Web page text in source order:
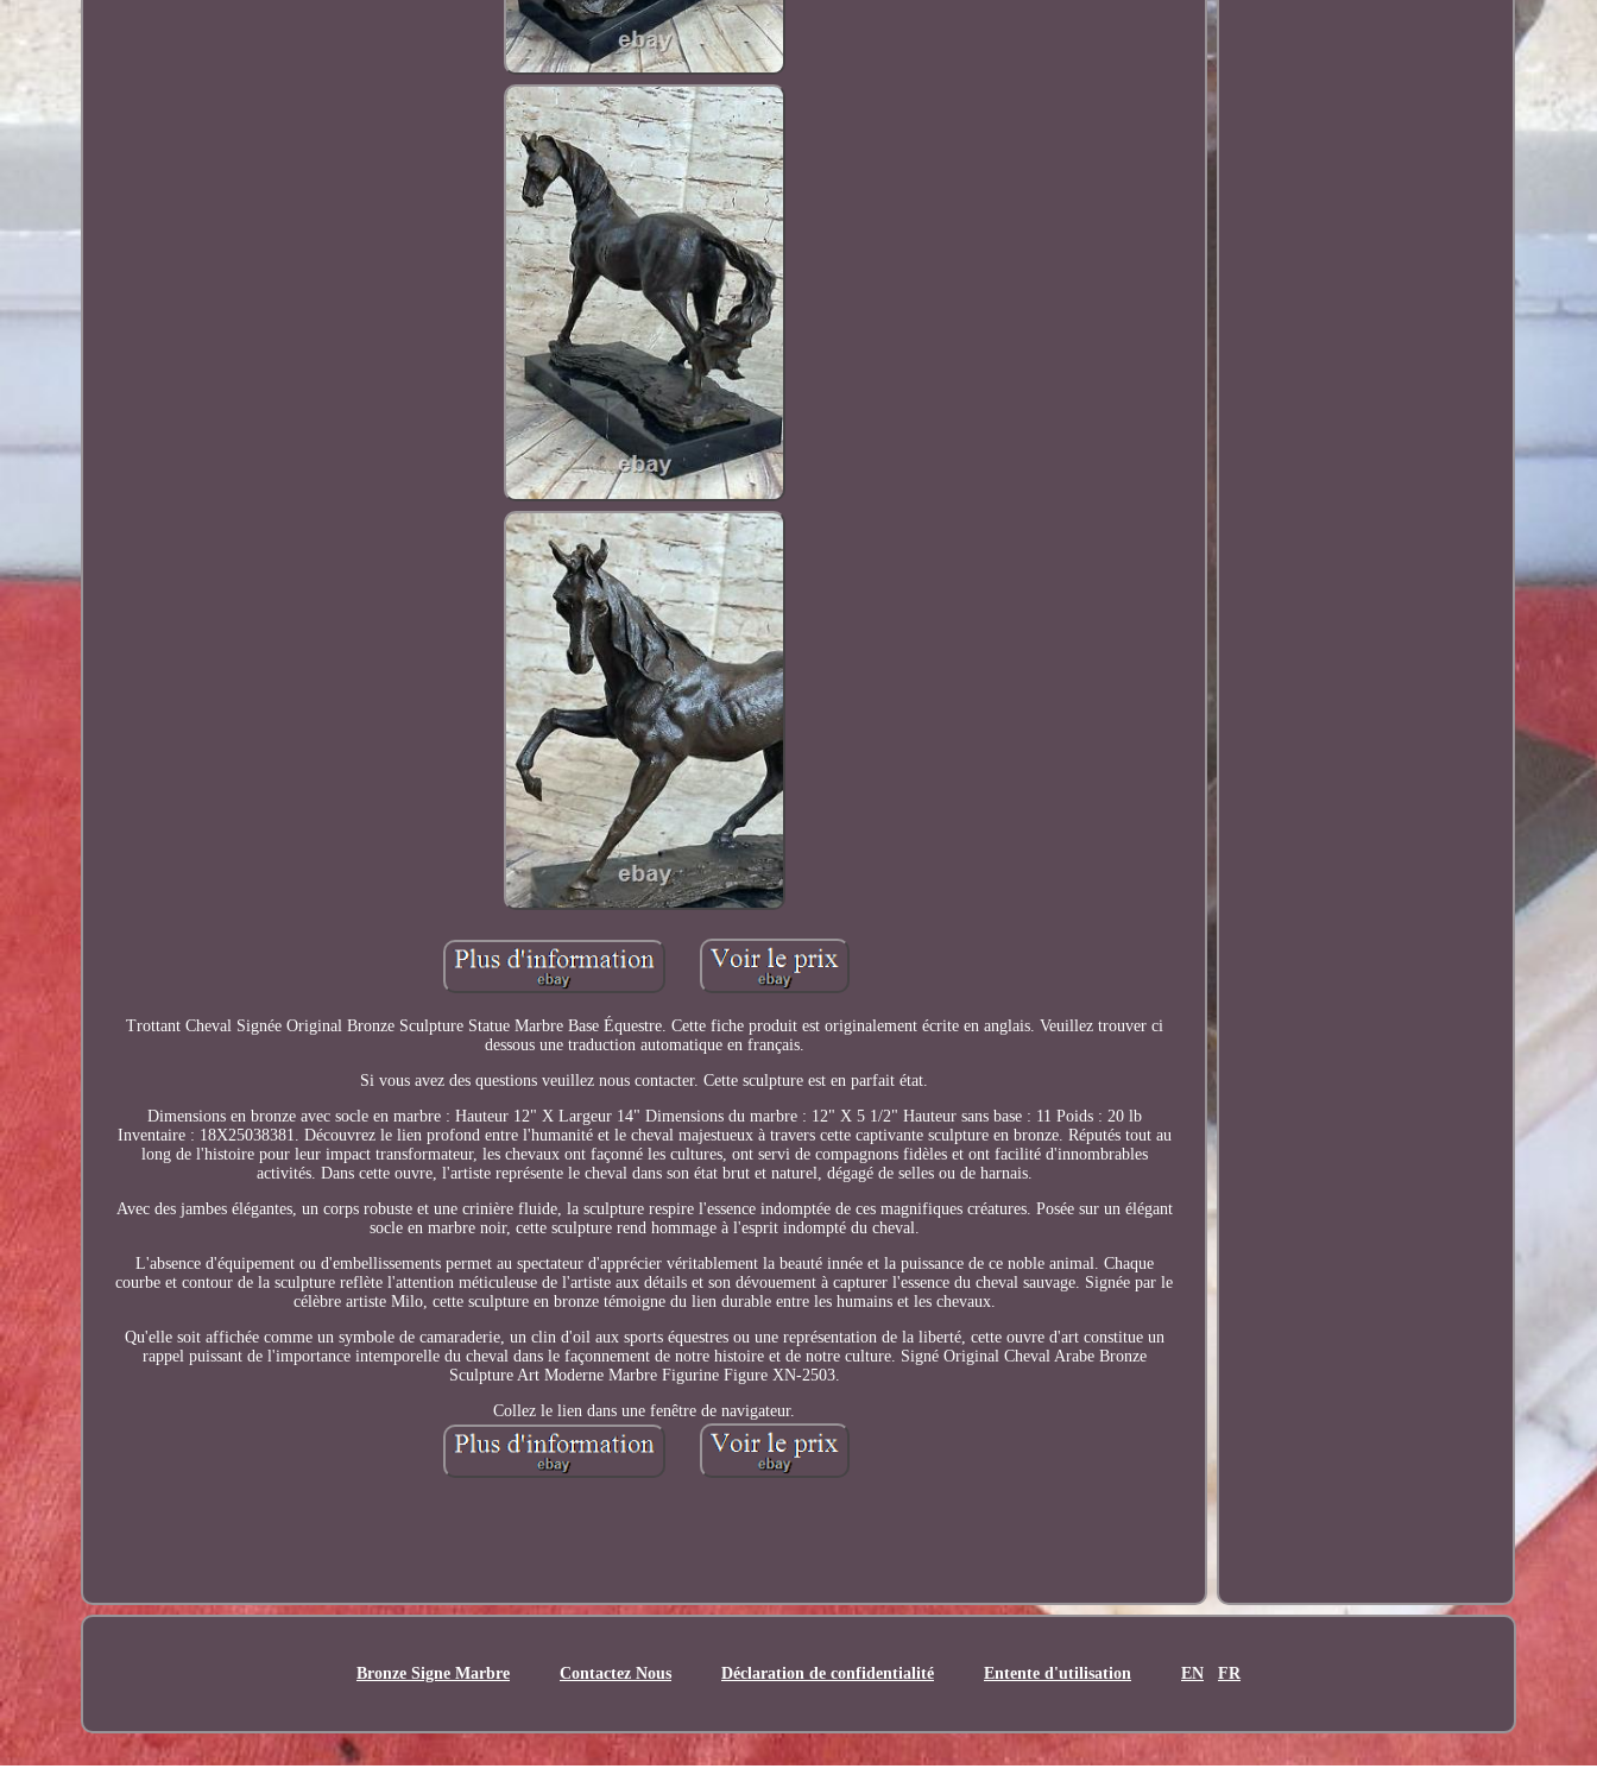
Trottant Cheval Signée Original Bronze Sculpture Statue Marbre Base Équestre. Cette fiche produit est originalement écrite en anglais. Veuillez trouver ci
dessous une traduction automatique en français.
Si vous avez des questions veuillez nous contacter. Cette sculpture est en parfait état.
Dimensions en bronze avec socle en marbre : Hauteur 12" X Largeur 14" Dimensions du marbre : 12" X 5 1/2" Hauteur sans base : 11 Poids : 20 lb
Inventaire : 18X25038381. Découvrez le lien profond entre l'humanité et le cheval majestueux à travers cette captivante sculpture en bronze. Réputés tout au
long de l'histoire pour leur impact transformateur, les chevaux ont façonné les cultures, ont servi de compagnons fidèles et ont facilité d'innombrables
activités. Dans cette ouvre, l'artiste représente le cheval dans son état brut et naturel, dégagé de selles ou de harnais.
Avec des jambes élégantes, un corps robuste et une crinière fluide, la sculpture respire l'essence indomptée de ces magnifiques créatures. Posée sur un élégant
socle en marbre noir, cette sculpture rend hommage à l'esprit indompté du cheval.
L'absence d'équipement ou d'embellissements permet au spectateur d'apprécier véritablement la beauté innée et la puissance de ce noble animal. Chaque
courbe et contour de la sculpture reflète l'attention méticuleuse de l'artiste aux détails et son dévouement à capturer l'essence du cheval sauvage. Signée par le
célèbre artiste Milo, cette sculpture en bronze témoigne du lien durable entre les humains et les chevaux.
Qu'elle soit affichée comme un symbole de camaraderie, un clin d'oil aux sports équestres ou une représentation de la liberté, cette ouvre d'art constitue un
rappel puissant de l'importance intemporelle du cheval dans le façonnement de notre histoire et de notre culture. Signé Original Cheval Arabe Bronze
Sculpture Art Moderne Marbre Figurine Figure XN-2503.
Collez le lien dans une fenêtre de navigateur.
Bronze Signe Marbre Contactez Nous Déclaration de confidentialité Entente d'utilisation EN FR